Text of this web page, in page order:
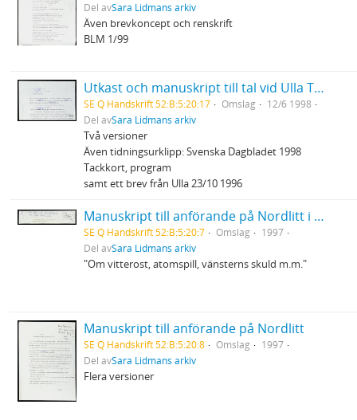
Del avSara Lidmans arkiv
Även brevkoncept och renskrift
BLM 1/99
Utkast och manuskript till tal vid Ulla Torpes bår
SE Q Handskrift 52:B:5:20:17 Omslag
12/6 1998
Del avSara Lidmans arkiv
Två versioner
Även tidningsurklipp: Svenska Dagbladet 1998
Tackkort, program
samt ett brev från Ulla 23/10 1996
Manuskript till anförande på Nordlitt i Skellefteå
SE Q Handskrift 52:B:5:20:7 Omslag
1997
Del avSara Lidmans arkiv
"Om vitterost, atomspill, vänsterns skuld m.m."
Manuskript till anförande på Nordlitt
SE Q Handskrift 52:B:5:20:8 Omslag
1997
Del avSara Lidmans arkiv
Flera versioner